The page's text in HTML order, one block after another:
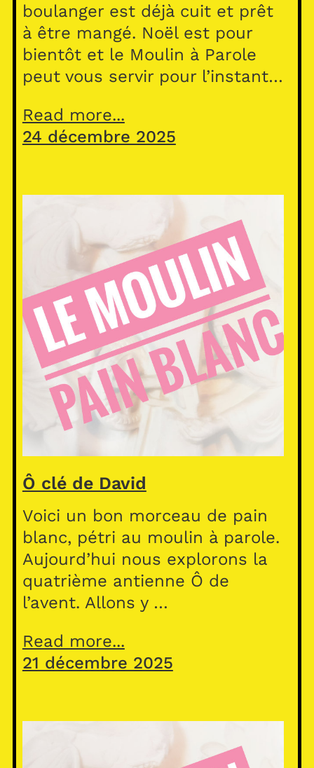
boulanger est déjà cuit et prêt
à être mangé. Noël est pour
bientôt et le Moulin à Parole
peut vous servir pour l’instant…
Read more...
24 décembre 2025
Ô clé de David
Voici un bon morceau de pain
blanc, pétri au moulin à parole.
Aujourd’hui nous explorons la
quatrième antienne Ô de
l’avent. Allons y …
Read more...
21 décembre 2025